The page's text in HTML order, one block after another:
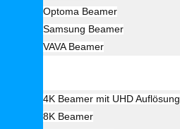
Optoma Beamer
Samsung Beamer
VAVA Beamer
4K Beamer mit UHD Auflösung
8K Beamer